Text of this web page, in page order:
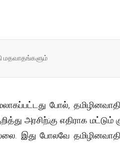
மதவாதங்களும்
போல்,
அரசிற்;கு எதிராக மட்டும்
இது போலவே